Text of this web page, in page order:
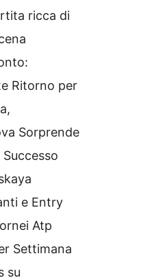
ricca di
Ritorno per
Sorprende
e Entry
Atp
Settimana
su